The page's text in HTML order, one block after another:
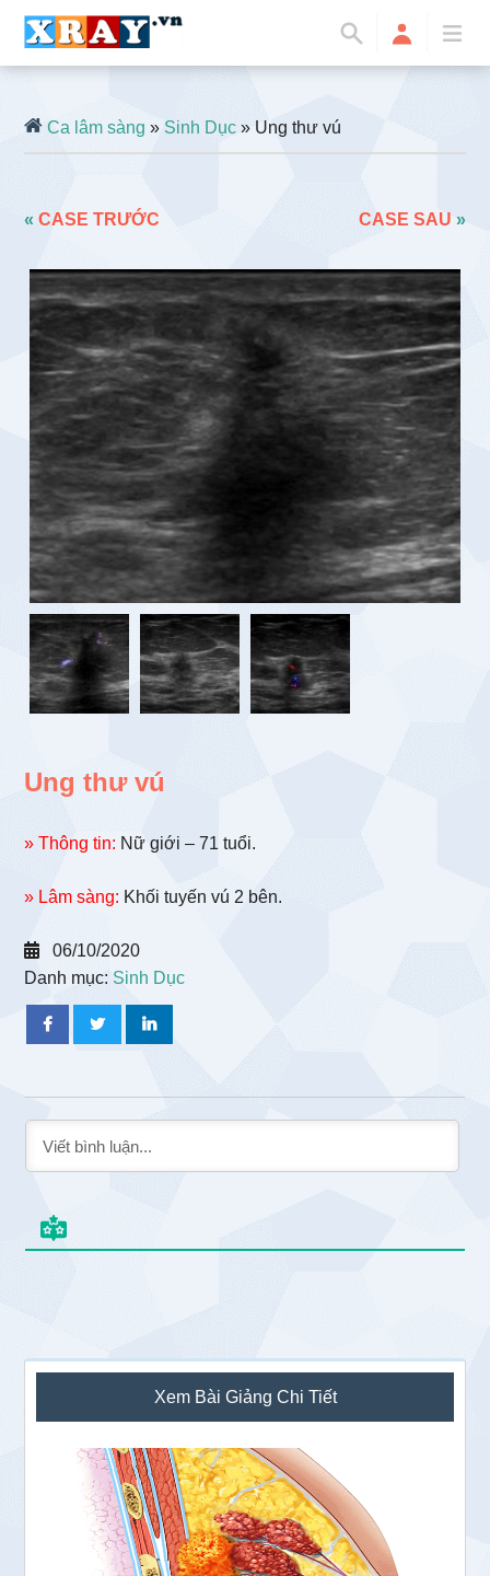
Ca lâm sàng »Sinh Dục » Ung thư vú
«CASE TRƯỚC CASE SAU »
Ung thư vú
» Thông tin: Nữ giới – 71 tuổi.
» Lâm sàng: Khối tuyến vú 2 bên.
06/10/2020
Danh mục:Sinh Dục
Sidebar
chính
Xem Bài Giảng Chi Tiết